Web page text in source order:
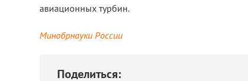
авиационных турбин.
Минобрнауки России
Поделиться: